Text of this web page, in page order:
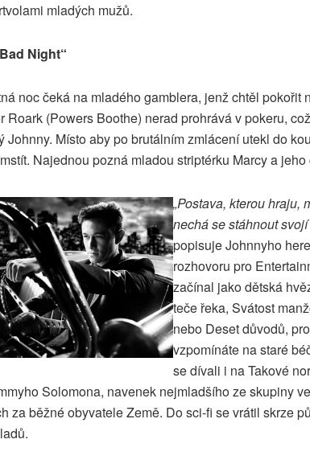
mladých mužů.
Night“
noc čeká na mladého gamblera, jenž chtěl pokořit
Roark (Powers Boothe) nerad prohrává v pokeru,
Johnny. Místo aby po brutálním zmlácení utekl do
Najednou pozná mladou striptérku Marcy a
„Postava, kterou hraju,
nechá se stáhnout
popisuje Johnnyho
rozhovoru pro
začínal jako dětská
teče řeka, Svátost
nebo Deset důvodů,
vzpomínáte na staré
se dívali i na Takové
Solomona, navenek nejmladšího ze skupiny
za běžné obyvatele Země. Do sci-fi se vrátil skrze